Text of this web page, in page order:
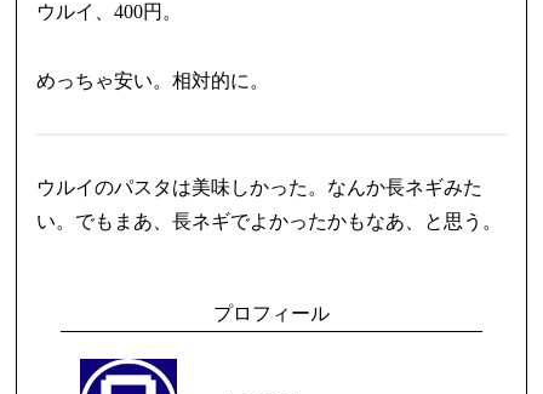
ウルイ、400円。
めっちゃ安い。相対的に。
ウルイのパスタは美味しかった。なんか長ネギみた
い。でもまあ、長ネギでよかったかもなあ、と思う。
プロフィール